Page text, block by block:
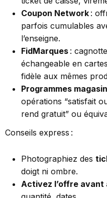
Coupon Network :
parfois cumulables
l’enseigne.
FidMarques :
échangeable en
fidèle aux mêmes
Programmes
opérations “satisfait
rend gratuit” ou
Conseils express :
Photographiez des
doigt ni ombre.
Activez l’offre avant